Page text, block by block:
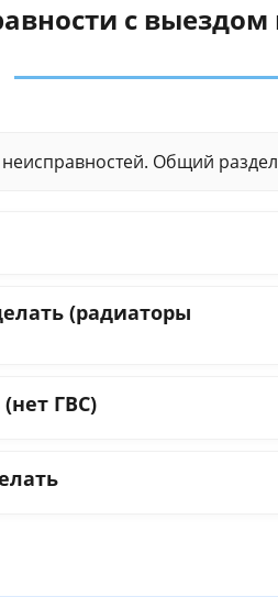
с выездом
неисправностей. Общий
(радиаторы
ГВС)